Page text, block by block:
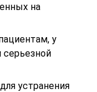
на
у
устранения